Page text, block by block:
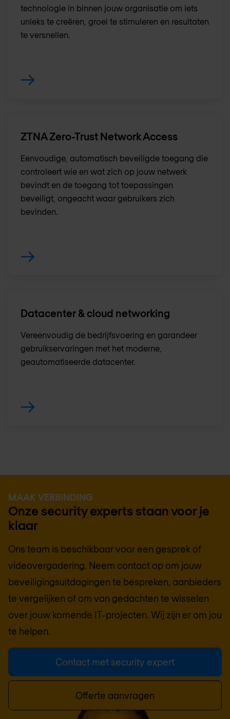
technologie in binnen jouw organisatie om iets
unieks te creëren, groei te stimuleren en resultaten
te versnellen.
ZTNA Zero-Trust Network Access
Eenvoudige, automatisch beveiligde toegang die
controleert wie en wat zich op jouw netwerk
bevindt en de toegang tot toepassingen
beveiligt, ongeacht waar gebruikers zich
bevinden.
Datacenter & cloud networking
Vereenvoudig de bedrijfsvoering en garandeer
gebruikservaringen met het moderne,
geautomatiseerde datacenter.
MAAK VERBINDING
Onze security experts staan voor je
klaar
Ons team is beschikbaar voor een gesprek of
videovergadering. Neem contact op om jouw
beveiligingsuitdagingen te bespreken, aanbieders
te vergelijken of om van gedachten te wisselen
over jouw komende IT-projecten. Wij zijn er om jou
te helpen.
Contact met security expert
Offerte aanvragen